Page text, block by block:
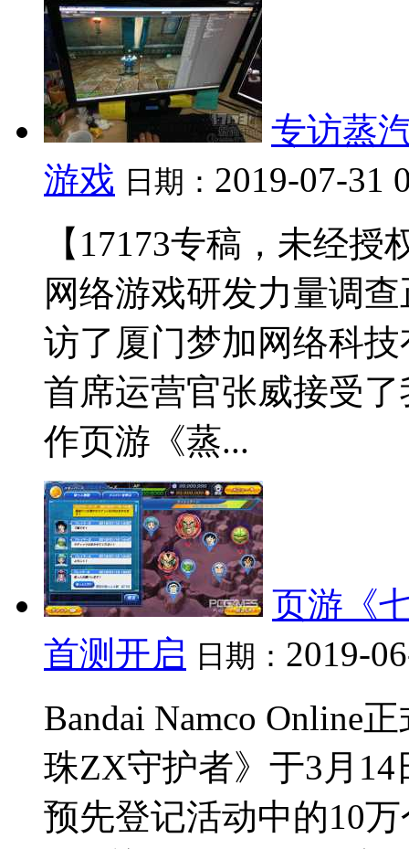
专访蒸
游戏 日期： 2019-07-31
【17173专稿，未经
网络游戏研发力量调
访了厦门梦加网络科
首席运营官张威接受
作页游《蒸...
页游《
首测开启 日期： 2019-
Bandai Namco Online
珠ZX守护者》于3月
预先登记活动中的10